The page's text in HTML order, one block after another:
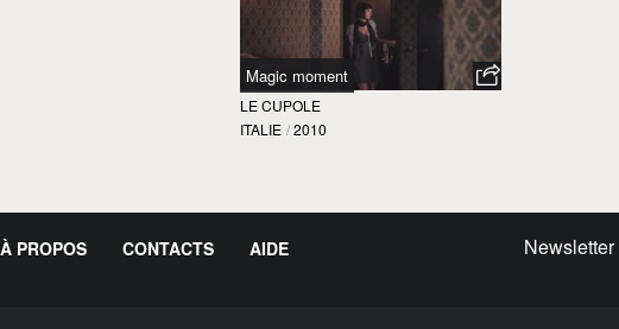
Magic moment
LE CUPOLE
ITALIE / 2010
À PROPOS CONTACTS AIDE Newsletter